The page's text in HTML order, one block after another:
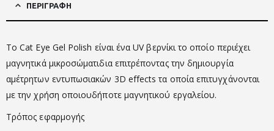
ΠΕΡΙΓΡΑΦΉ
Το Cat Eye Gel Polish είναι ένα UV βερνίκι το οποίο περιέχει
μαγνητικά μικροσώματιδια επιτρέποντας την δημιουργία
αμέτρητων εντυπωσιακών 3D effects τα οποία επιτυγχάνονται
με την χρήση οποιουδήποτε μαγνητικού εργαλείου.
Τρόπος εφαρμογής